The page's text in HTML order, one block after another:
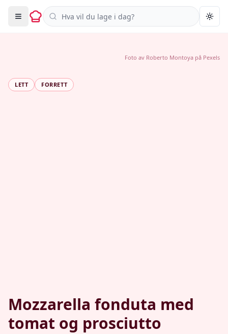
Søk i oppskrifter
LETT FORRETT
Mozzarella fonduta med
tomat og prosciutto
Foto av Roberto Montoya på Pexels